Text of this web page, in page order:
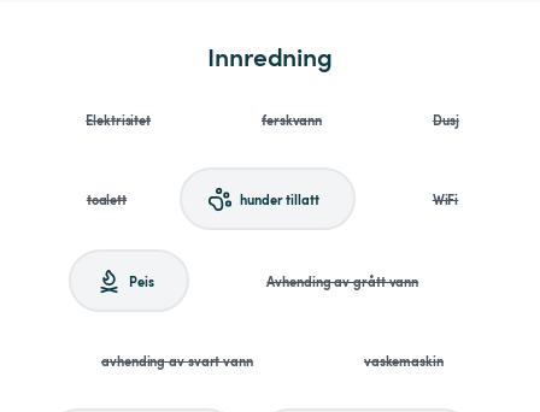
Innredning
Elektrisitet ferskvann Dusj
toalett hunder tillatt WiFi
Peis Avhending av grått vann
avhending av svart vann vaskemaskin